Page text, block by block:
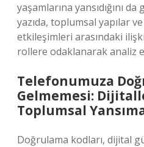
yaşamlarına yansıdığını
yazıda, toplumsal yapılar
etkileşimleri arasındaki
rollere odaklanarak analiz
Telefonumuza
Gelmemesi:
Toplumsal
Doğrulama kodları, dijital